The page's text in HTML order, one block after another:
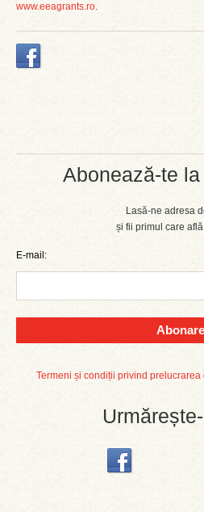
Abonează-te
Lasă-ne adresa
și fii primul care
E-mail:
Abonare
Termeni și condiții privind prelucrarea
www.eeagrants.ro.